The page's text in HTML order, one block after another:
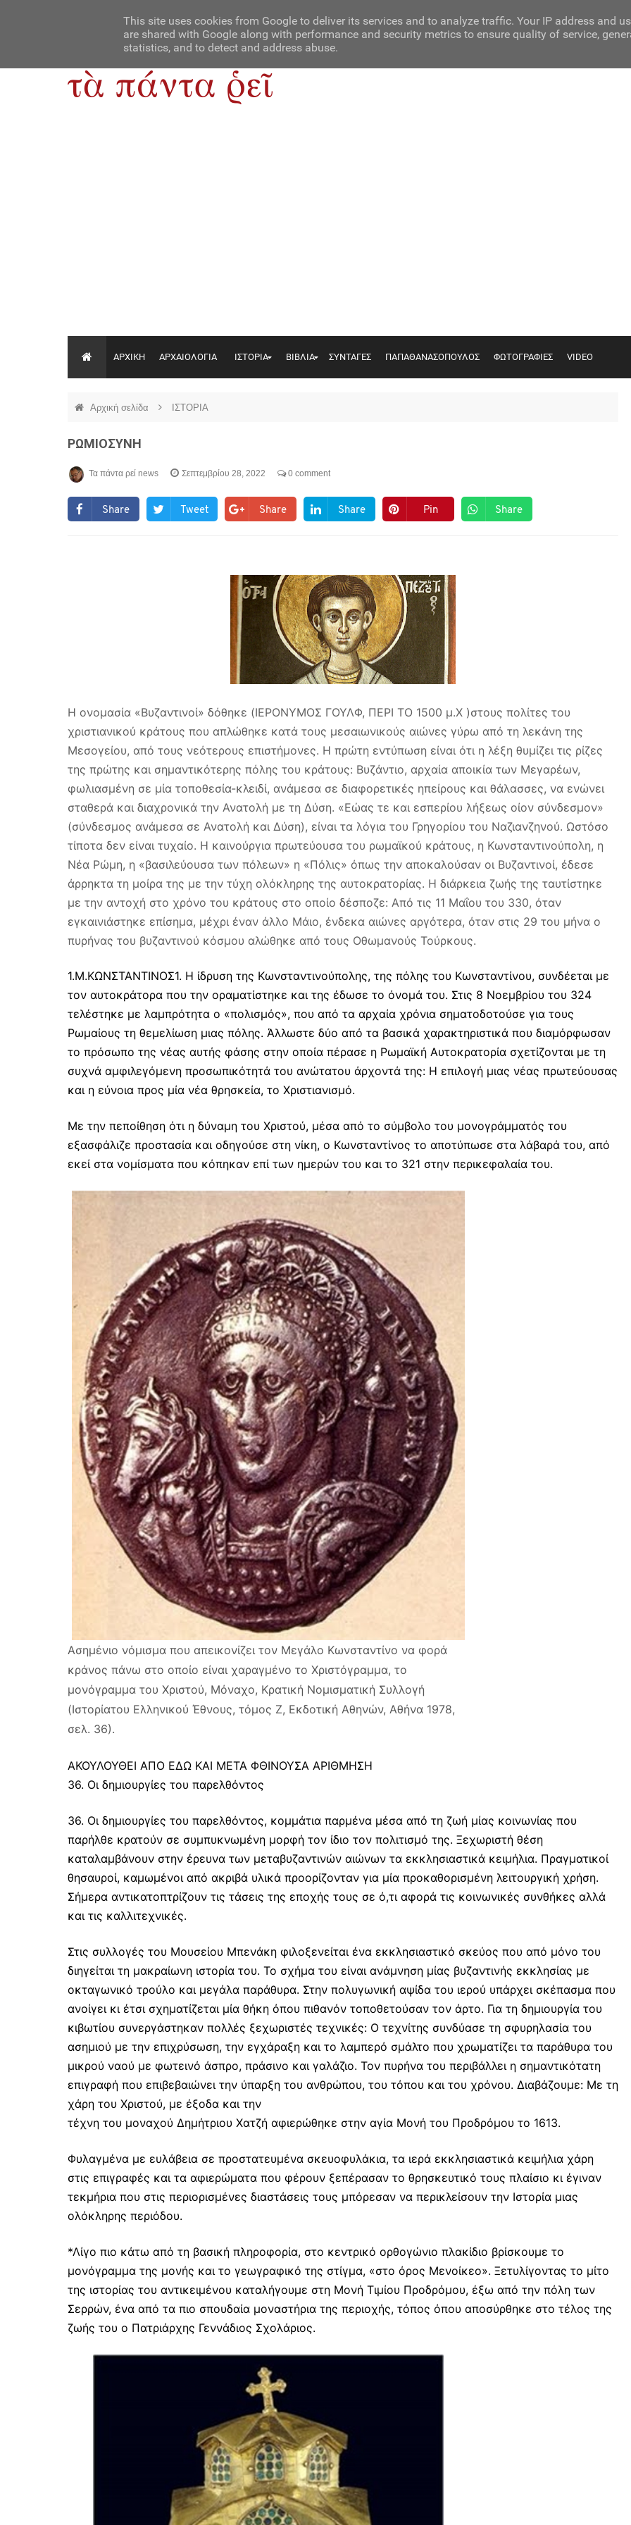
Contact Us About Us
ΑΡΧΙΚΗ ΑΡΧΑΙΟΛΟΓΙΑ ΙΣΤΟΡΙΑ ΒΙΒΛΙΑ ΣΥΝΤΑΓΕΣ ΠΑΠΑΘΑΝΑΣΟΠΟΥΛΟΣ ΦΩΤΟΓΡΑΦΙΕΣ VIDEO
Αρχική σελίδα ΙΣΤΟΡΙΑ
ΡΩΜΙΟΣΥΝΗ
Τα πάντα ρεί news Σεπτεμβρίου 28, 2022 0 comment
Share Tweet Share Share Pin Share
Η ονομασία «Βυζαντινοί» δόθηκε (ΙΕΡΟΝΥΜΟΣ ΓΟΥΛΦ, ΠΕΡΙ ΤΟ 1500 μ.Χ )στους πολίτες του
χριστιανικού κράτους που απλώθηκε κατά τους μεσαιωνικούς αιώνες γύρω από τη λεκάνη της
Μεσογείου, από τους νεότερους επιστήμονες. Η πρώτη εντύπωση είναι ότι η λέξη θυμίζει τις ρίζες
της πρώτης και σημαντικότερης πόλης του κράτους: Βυζάντιο, αρχαία αποικία των Μεγαρέων,
φωλιασμένη σε μία τοποθεσία-κλειδί, ανάμεσα σε διαφορετικές ηπείρους και θάλασσες, να ενώνει
σταθερά και διαχρονικά την Ανατολή με τη Δύση. «Εώας τε και εσπερίου λήξεως οίον σύνδεσμον»
(σύνδεσμος ανάμεσα σε Ανατολή και Δύση), είναι τα λόγια του Γρηγορίου του Ναζιανζηνού. Ωστόσο
τίποτα δεν είναι τυχαίο. Η καινούργια πρωτεύουσα του ρωμαϊκού κράτους, η Κωνσταντινούπολη, η
Νέα Ρώμη, η «βασιλεύουσα των πόλεων» η «Πόλις» όπως την αποκαλούσαν οι Βυζαντινοί, έδεσε
άρρηκτα τη μοίρα της με την τύχη ολόκληρης της αυτοκρατορίας. Η διάρκεια ζωής της ταυτίστηκε
με την αντοχή στο χρόνο του κράτους στο οποίο δέσποζε: Από τις 11 Μαΐου του 330, όταν
εγκαινιάστηκε επίσημα, μέχρι έναν άλλο Μάιο, ένδεκα αιώνες αργότερα, όταν στις 29 του μήνα ο
πυρήνας του βυζαντινού κόσμου αλώθηκε από τους Οθωμανούς Τούρκους.
1.Μ.ΚΩΝΣΤΑΝΤΙΝΟΣ1. Η ίδρυση της Κωνσταντινούπολης, της πόλης του Κωνσταντίνου, συνδέεται με
τον αυτοκράτορα που την οραματίστηκε και της έδωσε το όνομά του. Στις 8 Νοεμβρίου του 324
τελέστηκε με λαμπρότητα ο «πολισμός», που από τα αρχαία χρόνια σηματοδοτούσε για τους
Ρωμαίους τη θεμελίωση μιας πόλης. Άλλωστε δύο από τα βασικά χαρακτηριστικά που διαμόρφωσαν
το πρόσωπο της νέας αυτής φάσης στην οποία πέρασε η Ρωμαϊκή Αυτοκρατορία σχετίζονται με τη
συχνά αμφιλεγόμενη προσωπικότητά του ανώτατου άρχοντά της: Η επιλογή μιας νέας πρωτεύουσας
και η εύνοια προς μία νέα θρησκεία, το Χριστιανισμό.
Με την πεποίθηση ότι η δύναμη του Χριστού, μέσα από το σύμβολο του μονογράμματός του
εξασφάλιζε προστασία και οδηγούσε στη νίκη, ο Κωνσταντίνος το αποτύπωσε στα λάβαρά του, από
εκεί στα νομίσματα που κόπηκαν επί των ημερών του και το 321 στην περικεφαλαία του.
Ασημένιο νόμισμα που απεικονίζει τον Μεγάλο Κωνσταντίνο να φορά
κράνος πάνω στο οποίο είναι χαραγμένο το Χριστόγραμμα, το
μονόγραμμα του Χριστού, Μόναχο, Κρατική Νομισματική Συλλογή
(Ιστορίατου Ελληνικού Έθνους, τόμος Ζ, Εκδοτική Αθηνών, Αθήνα 1978,
σελ. 36).
ΑΚΟΥΛΟΥΘΕΙ ΑΠΟ ΕΔΩ ΚΑΙ ΜΕΤΑ ΦΘΙΝΟΥΣΑ ΑΡΙΘΜΗΣΗ
36. Οι δημιουργίες του παρελθόντος
36. Οι δημιουργίες του παρελθόντος, κομμάτια παρμένα μέσα από τη ζωή μίας κοινωνίας που
παρήλθε κρατούν σε συμπυκνωμένη μορφή τον ίδιο τον πολιτισμό της. Ξεχωριστή θέση
καταλαμβάνουν στην έρευνα των μεταβυζαντινών αιώνων τα εκκλησιαστικά κειμήλια. Πραγματικοί
θησαυροί, καμωμένοι από ακριβά υλικά προορίζονταν για μία προκαθορισμένη λειτουργική χρήση.
Σήμερα αντικατοπτρίζουν τις τάσεις της εποχής τους σε ό,τι αφορά τις κοινωνικές συνθήκες αλλά
και τις καλλιτεχνικές.
Στις συλλογές του Μουσείου Μπενάκη φιλοξενείται ένα εκκλησιαστικό σκεύος που από μόνο του
διηγείται τη μακραίωνη ιστορία του. Το σχήμα του είναι ανάμνηση μίας βυζαντινής εκκλησίας με
οκταγωνικό τρούλο και μεγάλα παράθυρα. Στην πολυγωνική αψίδα του ιερού υπάρχει σκέπασμα που
ανοίγει κι έτσι σχηματίζεται μία θήκη όπου πιθανόν τοποθετούσαν τον άρτο. Για τη δημιουργία του
κιβωτίου συνεργάστηκαν πολλές ξεχωριστές τεχνικές: Ο τεχνίτης συνδύασε τη σφυρηλασία του
ασημιού με την επιχρύσωση, την εγχάραξη και το λαμπερό σμάλτο που χρωματίζει τα παράθυρα του
μικρού ναού με φωτεινό άσπρο, πράσινο και γαλάζιο. Τον πυρήνα του περιβάλλει η σημαντικότατη
επιγραφή που επιβεβαιώνει την ύπαρξη του ανθρώπου, του τόπου και του χρόνου. Διαβάζουμε: Με τη
χάρη του Χριστού, με έξοδα και την
τέχνη του μοναχού Δημήτριου Χατζή αφιερώθηκε στην αγία Μονή του Προδρόμου το 1613.
Φυλαγμένα με ευλάβεια σε προστατευμένα σκευοφυλάκια, τα ιερά εκκλησιαστικά κειμήλια χάρη
στις επιγραφές και τα αφιερώματα που φέρουν ξεπέρασαν το θρησκευτικό τους πλαίσιο κι έγιναν
τεκμήρια που στις περιορισμένες διαστάσεις τους μπόρεσαν να περικλείσουν την Ιστορία μιας
ολόκληρης περιόδου.
*Λίγο πιο κάτω από τη βασική πληροφορία, στο κεντρικό ορθογώνιο πλακίδιο βρίσκουμε το
μονόγραμμα της μονής και το γεωγραφικό της στίγμα, «στο όρος Μενοίκεο». Ξετυλίγοντας το μίτο
της ιστορίας του αντικειμένου καταλήγουμε στη Μονή Τιμίου Προδρόμου, έξω από την πόλη των
Σερρών, ένα από τα πιο σπουδαία μοναστήρια της περιοχής, τόπος όπου αποσύρθηκε στο τέλος της
ζωής του ο Πατριάρχης Γεννάδιος Σχολάριος.
This site uses cookies from Google to deliver its services and to analyze traffic. Your IP address and
are shared with Google along with performance and security metrics to ensure quality of service,
statistics, and to detect and address abuse.